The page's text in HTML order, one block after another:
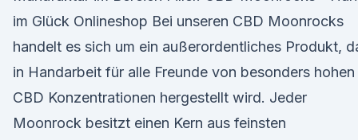
im Glück Onlineshop Bei unseren CBD Moonrocks
handelt es sich um ein außerordentliches Produkt,
in Handarbeit für alle Freunde von besonders hohen
CBD Konzentrationen hergestellt wird. Jeder
Moonrock besitzt einen Kern aus feinsten